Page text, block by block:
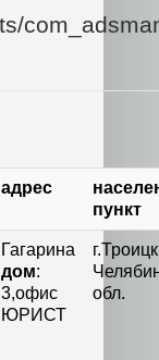
адрес
пункт
Гагарина
дом:
3,офис
ЮРИСТ
г.Троицк
обл.